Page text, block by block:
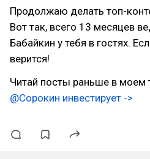
Продолжаю делать топ-
Вот так, всего 13 месяцев
Бабайкин у тебя в гостях.
верится!
Читай посты раньше в моем
@Сорокин инвестирует ->